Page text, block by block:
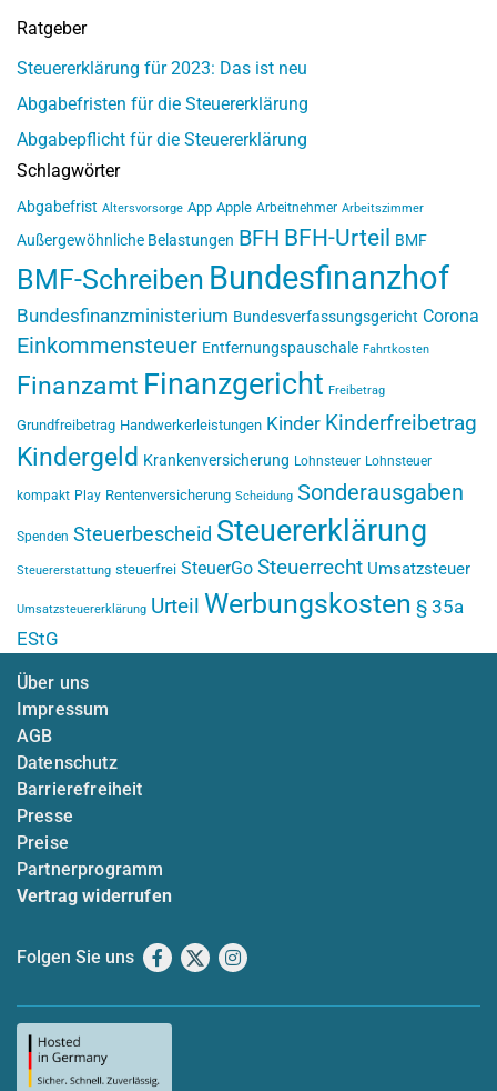
Ratgeber
Steuererklärung für 2023: Das ist neu
Abgabefristen für die Steuererklärung
Abgabepflicht für die Steuererklärung
Schlagwörter
Abgabefrist Altersvorsorge App Apple Arbeitnehmer Arbeitszimmer
Außergewöhnliche Belastungen BFH BFH-Urteil BMF
BMF-Schreiben Bundesfinanzhof
Bundesfinanzministerium Bundesverfassungsgericht Corona
Einkommensteuer Entfernungspauschale Fahrtkosten
Finanzamt Finanzgericht Freibetrag
Grundfreibetrag Handwerkerleistungen Kinder Kinderfreibetrag
Kindergeld Krankenversicherung Lohnsteuer Lohnsteuer
kompakt Play Rentenversicherung Scheidung Sonderausgaben
Spenden Steuerbescheid Steuererklärung
Steuererstattung steuerfrei SteuerGo Steuerrecht Umsatzsteuer
Umsatzsteuererklärung Urteil Werbungskosten § 35a
EStG
Über uns
Impressum
AGB
Datenschutz
Barrierefreiheit
Presse
Preise
Partnerprogramm
Vertrag widerrufen
Folgen Sie uns Facebook
X Instagram